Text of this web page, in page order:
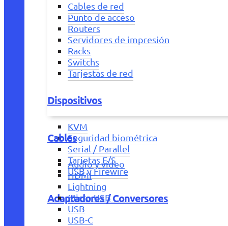
Cables de red
Punto de acceso
Routers
Servidores de impresión
Racks
Switchs
Tarjestas de red
Dispositivos
KVM
Seguridad biométrica
Serial / Parallel
Tarjetas E/S
USB y Firewire
Adaptadores / Conversores
Cables
Audio y vídeo
HDMI
Lightning
Micro USB
USB
USB-C